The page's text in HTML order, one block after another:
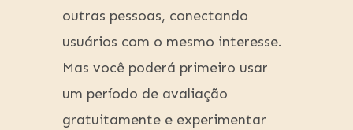
outras pessoas, conectando
usuários com o mesmo interesse.
Mas você poderá primeiro usar
um período de avaliação
gratuitamente e experimentar